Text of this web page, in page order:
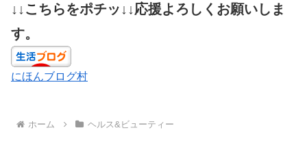
↓↓こちらをポチッ↓↓応援よろしくお願いしま
す。
にほんブログ村
ホーム ヘルス&ビューティー